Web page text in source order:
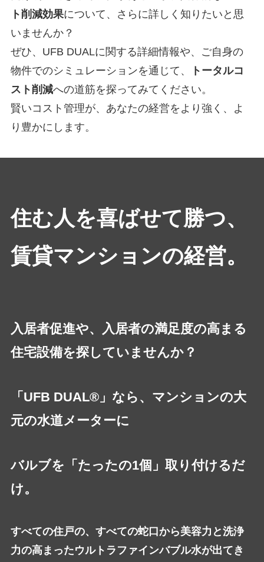
ト削減効果について、さらに詳しく知りたいと思
いませんか？
ぜひ、UFB DUALに関する詳細情報や、ご自身の
物件でのシミュレーションを通じて、
トータルコ
スト削減への道筋を探ってみてください。
賢いコスト管理が、あなたの経営をより強く、よ
り豊かにします。
住む人を喜ばせて勝つ、
賃貸マンションの経営。
入居者促進や、入居者の満足度の高まる
住宅設備を探していませんか？
「UFB DUAL®」なら、マンションの大
元の水道メーターに
バルブを「たったの1個」取り付けるだ
け。
すべての住戸の、すべての蛇口から美容力と洗浄
力の高まったウルトラファインバブル水が出てき